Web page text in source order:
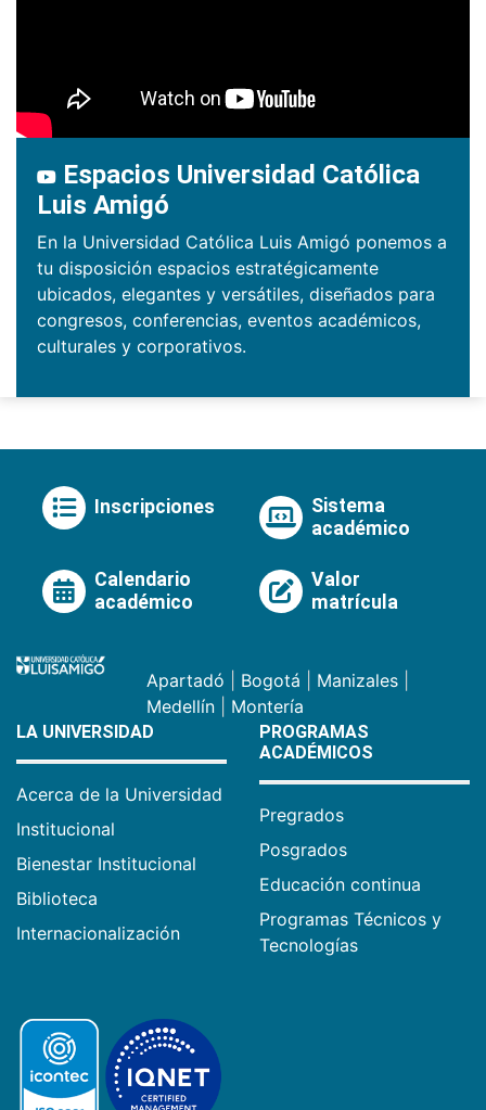
Espacios Universidad Católica
Luis Amigó
En la Universidad Católica Luis Amigó ponemos a
tu disposición espacios estratégicamente
ubicados, elegantes y versátiles, diseñados para
congresos, conferencias, eventos académicos,
culturales y corporativos.
Inscripciones
Sistema
académico
Calendario
académico
Valor
matrícula
Apartadó Bogotá Manizales
Medellín
Montería
LA UNIVERSIDAD
Acerca de la Universidad
Institucional
Bienestar Institucional
Biblioteca
Internacionalización
PROGRAMAS
ACADÉMICOS
Pregrados
Posgrados
Educación continua
Programas Técnicos y
Tecnologías